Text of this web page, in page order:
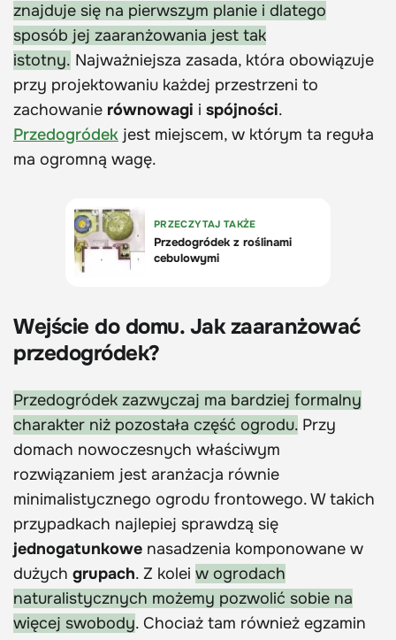
znajduje się na pierwszym planie i dlatego
sposób jej zaaranżowania jest tak
istotny. Najważniejsza zasada, która obowiązuje
przy projektowaniu każdej przestrzeni to
zachowanie równowagi i spójności.
Przedogródek jest miejscem, w którym ta reguła
ma ogromną wagę.
Wejście do domu. Jak zaaranżować
przedogródek?
Przedogródek zazwyczaj ma bardziej formalny
charakter niż pozostała część ogrodu. Przy
domach nowoczesnych właściwym
rozwiązaniem jest aranżacja równie
minimalistycznego ogrodu frontowego. W takich
przypadkach najlepiej sprawdzą się
jednogatunkowe nasadzenia komponowane w
dużych grupach. Z kolei w ogrodach
naturalistycznych możemy pozwolić sobie na
więcej swobody. Chociaż tam również egzamin